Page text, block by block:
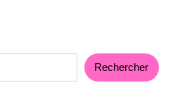
Rechercher